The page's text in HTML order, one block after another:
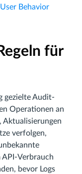
User Behavior
für
gezielte Audit-
Operationen an
Aktualisierungen
verfolgen,
Verbrauch
bevor Logs